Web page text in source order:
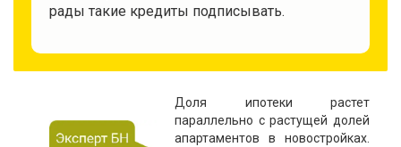
рады такие кредиты подписывать.
Доля ипотеки растет
параллельно с растущей долей
апартаментов в новостройках.